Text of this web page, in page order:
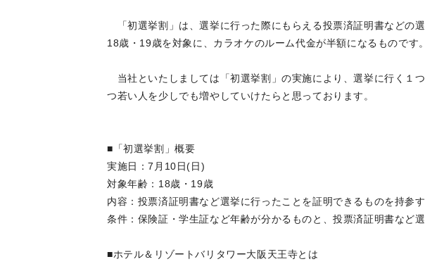
「初選挙割」は、選挙に行った際にもらえる投票済証明書などの
18歳・19歳を対象に、カラオケのルーム代金が半額になるものです。
当社といたしましては「初選挙割」の実施により、選挙に行く１
つ若い人を少しでも増やしていけたらと思っております。
■「初選挙割」概要
実施日：7月10日(日)
対象年齢：18歳・19歳
内容：投票済証明書など選挙に行ったことを証明できるものを持参
条件：保険証・学生証など年齢が分かるものと、投票済証明書など
■ホテル＆リゾートバリタワー大阪天王寺とは